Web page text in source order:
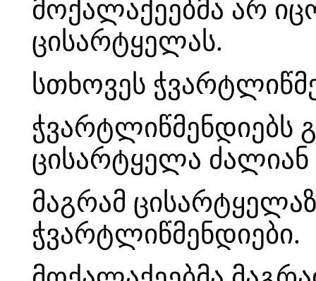
მოქალაქეებმა არ
ცისარტყელას.
სთხოვეს
ჭვარტლიწმენდიებს
ცისარტყელა ძალიან
მაგრამ
ჭვარტლიწმენდიები.